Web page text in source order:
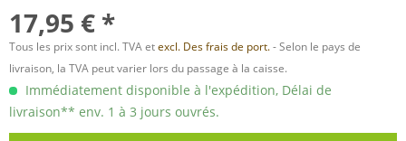
17,95 € *
Tous les prix sont incl. TVA etexcl. Des frais de port.- Selon le pays de
livraison, la TVA peut varier lors du passage à la caisse.
Immédiatement disponible à l'expédition, Délai de
livraison** env. 1 à 3 jours ouvrés.